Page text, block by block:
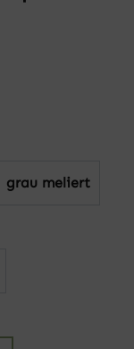
grau meliert